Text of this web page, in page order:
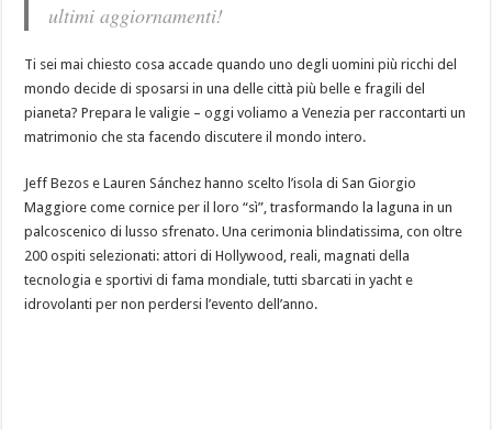
ultimi aggiornamenti!
Ti sei mai chiesto cosa accade quando uno degli uomini più ricchi del
mondo decide di sposarsi in una delle città più belle e fragili del
pianeta? Prepara le valigie – oggi voliamo a Venezia per raccontarti un
matrimonio che sta facendo discutere il mondo intero.
Jeff Bezos e Lauren Sánchez hanno scelto l’isola di San Giorgio
Maggiore come cornice per il loro “sì”, trasformando la laguna in un
palcoscenico di lusso sfrenato. Una cerimonia blindatissima, con oltre
200 ospiti selezionati: attori di Hollywood, reali, magnati della
tecnologia e sportivi di fama mondiale, tutti sbarcati in yacht e
idrovolanti per non perdersi l’evento dell’anno.